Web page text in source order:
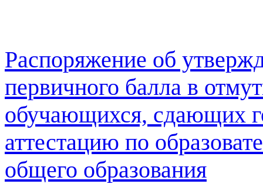
Распоряжение об
первичного балла в
обучающихся, сдающих
аттестацию по
общего образования